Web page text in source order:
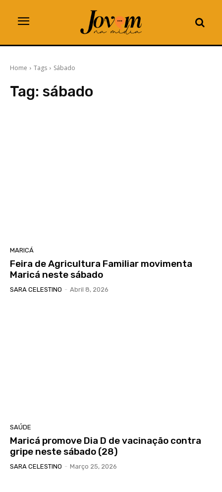
Home Tags Sábado
Tag: sábado
MARICÁ
Feira de Agricultura Familiar movimenta
Maricá neste sábado
SARA CELESTINO - Abril 8, 2026
SAÚDE
Maricá promove Dia D de vacinação contra
gripe neste sábado (28)
SARA CELESTINO - Março 25, 2026